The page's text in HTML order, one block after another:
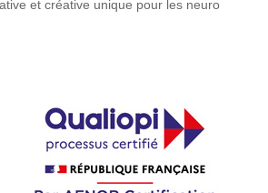
et créative unique pour les neuro